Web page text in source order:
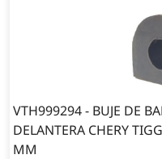
VTH999294 - BUJE DE
DELANTERA CHERY
MM